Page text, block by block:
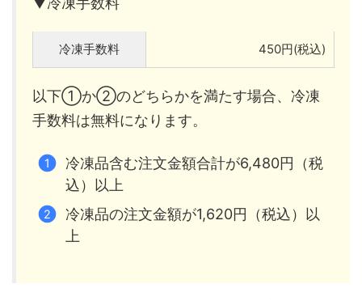
冷凍手数料 450円(税込)
以下①か②のどちらかを満たす場合、冷凍
手数料は無料になります。
冷凍品含む注文金額合計が6,480円（税
込）以上
冷凍品の注文金額が1,620円（税込）以
上